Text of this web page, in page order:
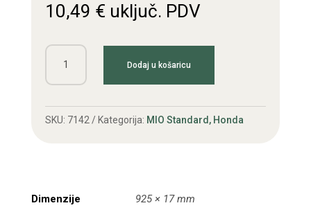
10,49 € uključ. PDV
Kl.remen
Honda
620
17x925
količina
Dodaj u košaricu
SKU: 7142 Kategorija: MIO Standard, Honda
Dimenzije 925 × 17 mm